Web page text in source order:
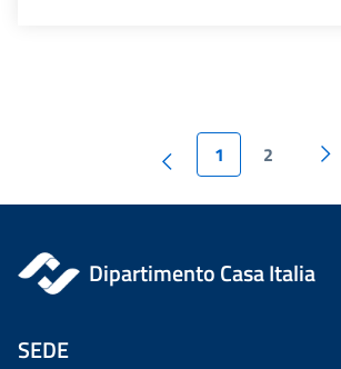
1 2
Dipartimento Casa Italia
SEDE